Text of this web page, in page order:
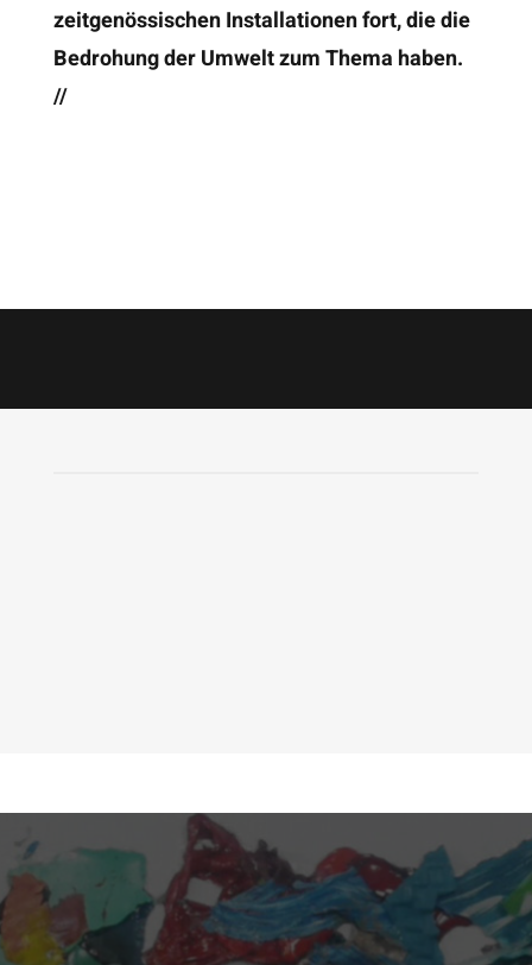
zeitgenössischen Installationen fort, die die
Bedrohung der Umwelt zum Thema haben.
//